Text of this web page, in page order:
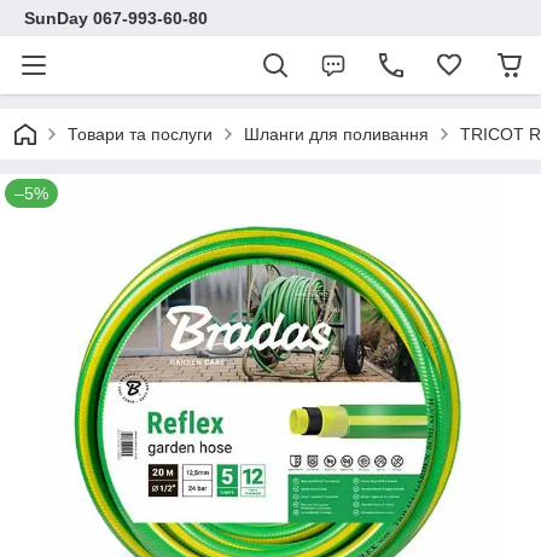
SunDay 067-993-60-80
Товари та послуги Шланги для поливання TRICOT
–5%